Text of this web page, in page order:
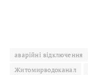
аварійні відключення
Житомирводоканал